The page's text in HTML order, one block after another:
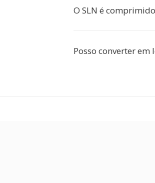
O SLN é
Posso converter em